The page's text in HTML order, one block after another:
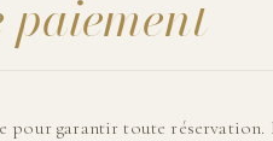
paiement
pour garantir toute réservation.